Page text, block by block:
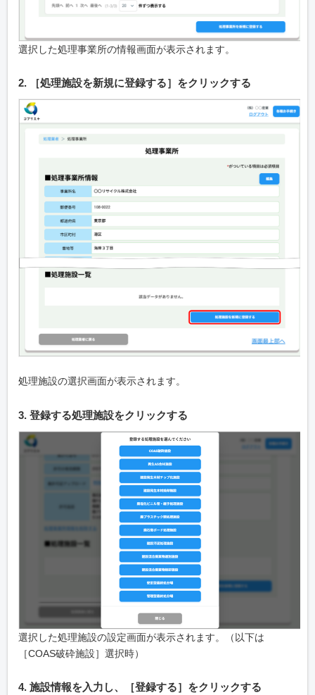
選択した処理事業所の情報画面が表示されます。
2. ［処理施設を新規に登録する］をクリックする
処理施設の選択画面が表示されます。
3. 登録する処理施設をクリックする
選択した処理施設の設定画面が表示されます。（以下は
［COAS破砕施設］選択時）
4. 施設情報を入力し、［登録する］をクリックする